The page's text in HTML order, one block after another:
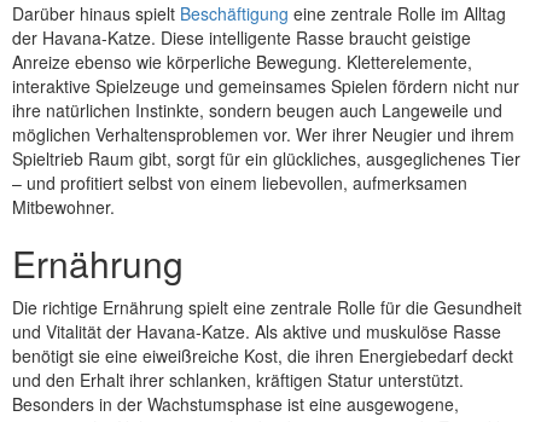
Darüber hinaus spielt Beschäftigung eine zentrale Rolle im Alltag
der Havana-Katze. Diese intelligente Rasse braucht geistige
Anreize ebenso wie körperliche Bewegung. Kletterelemente,
interaktive Spielzeuge und gemeinsames Spielen fördern nicht nur
ihre natürlichen Instinkte, sondern beugen auch Langeweile und
möglichen Verhaltensproblemen vor. Wer ihrer Neugier und ihrem
Spieltrieb Raum gibt, sorgt für ein glückliches, ausgeglichenes Tier
– und profitiert selbst von einem liebevollen, aufmerksamen
Mitbewohner.
Ernährung
Die richtige Ernährung spielt eine zentrale Rolle für die Gesundheit
und Vitalität der Havana-Katze. Als aktive und muskulöse Rasse
benötigt sie eine eiweißreiche Kost, die ihren Energiebedarf deckt
und den Erhalt ihrer schlanken, kräftigen Statur unterstützt.
Besonders in der Wachstumsphase ist eine ausgewogene,